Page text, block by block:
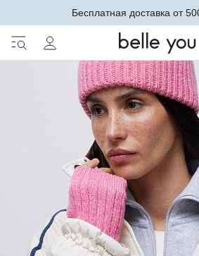
Бесплатная доставка от